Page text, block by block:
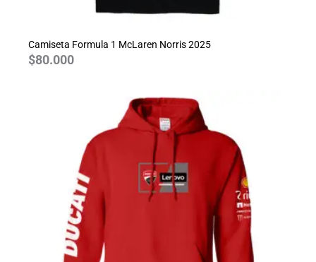
Camiseta Formula 1 McLaren Norris 2025
$80.000